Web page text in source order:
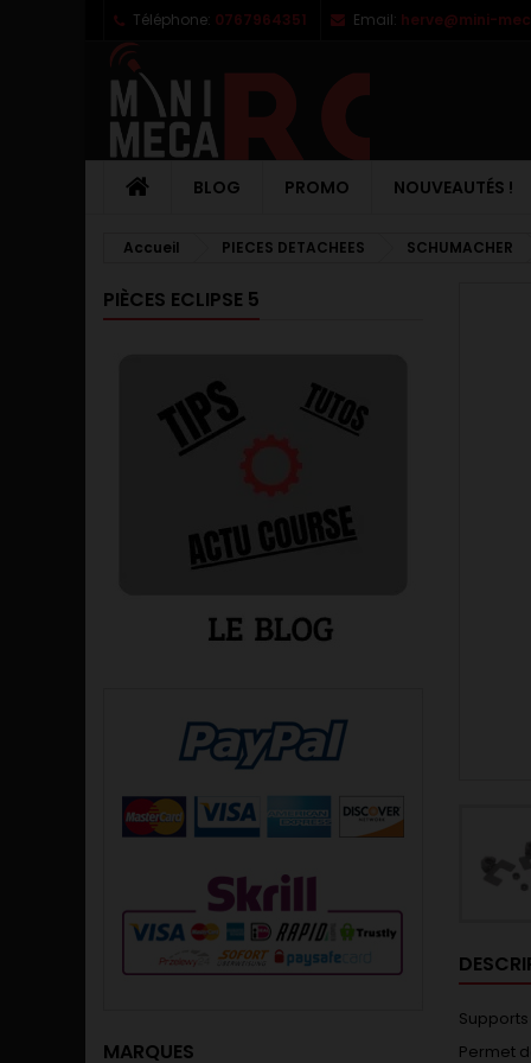
Téléphone: 0767964351 Email: herve@mini-
BLOG PROMO NOUVEAUTÉS !
Accueil PIECES DETACHEES SCHUMACHER
PIÈCES ECLIPSE 5
MARQUES
Permet